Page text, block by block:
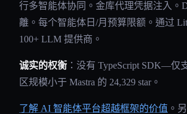
行多智能体协同。金库代理凭据注入。
離。每个智能体日/月预算限额。通过
100+ LLM 提供商。
诚实的权衡 ：没有 TypeScript SDK—仅
区规模小于 Mastra 的 24,329 star。
了解 AI 智能体平台超越框架的价值 。